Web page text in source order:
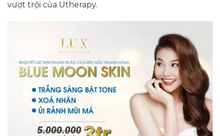
vượt trội của Utherapy.